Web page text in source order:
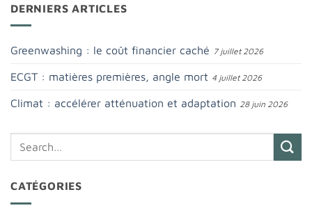
DERNIERS ARTICLES
Greenwashing : le coût financier caché 7 juillet 2026
ECGT : matières premières, angle mort 4 juillet 2026
Climat : accélérer atténuation et adaptation 28 juin 2026
CATÉGORIES